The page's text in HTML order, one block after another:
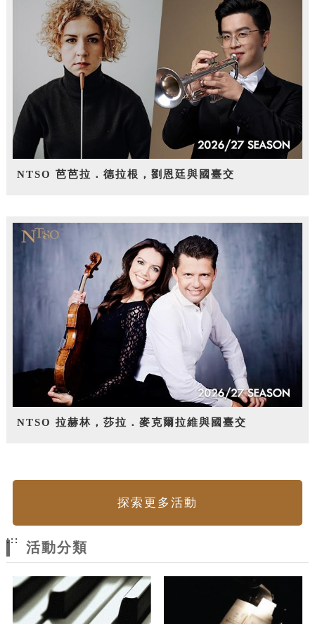
NTSO 芭芭拉．德拉根，劉恩廷與國臺交
NTSO 拉赫林，莎拉．麥克爾拉維與國臺交
探索更多活動
:::
活動分類